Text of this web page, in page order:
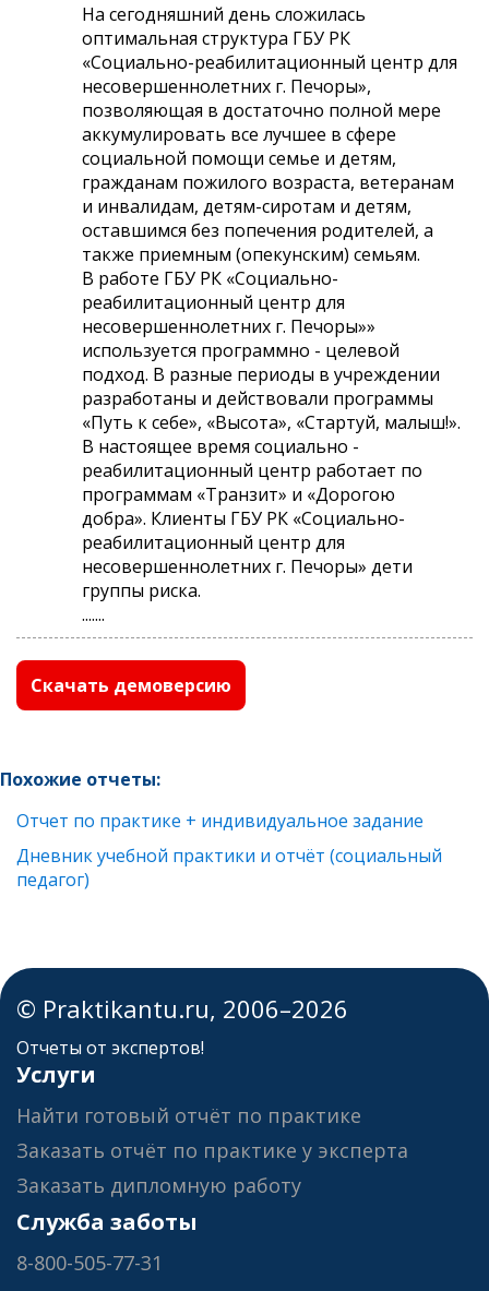
На сегодняшний день сложилась
оптимальная структура ГБУ РК
«Социально-реабилитационный центр для
несовершеннолетних г. Печоры»,
позволяющая в достаточно полной мере
аккумулировать все лучшее в сфере
социальной помощи семье и детям,
гражданам пожилого возраста, ветеранам
и инвалидам, детям-сиротам и детям,
оставшимся без попечения родителей, а
также приемным (опекунским) семьям.
В работе ГБУ РК «Социально-
реабилитационный центр для
несовершеннолетних г. Печоры»»
используется программно - целевой
подход. В разные периоды в учреждении
разработаны и действовали программы
«Путь к себе», «Высота», «Стартуй, малыш!».
В настоящее время социально -
реабилитационный центр работает по
программам «Транзит» и «Дорогою
добра». Клиенты ГБУ РК «Социально-
реабилитационный центр для
несовершеннолетних г. Печоры» дети
группы риска.
.......
Скачать демоверсию
Похожие отчеты:
Отчет по практике + индивидуальное задание
Дневник учебной практики и отчёт (социальный
педагог)
© Praktikantu.ru, 2006–2026
Отчеты от экспертов!
Услуги
Найти готовый отчёт по практике
Заказать отчёт по практике у эксперта
Заказать дипломную работу
Служба заботы
8-800-505-77-31